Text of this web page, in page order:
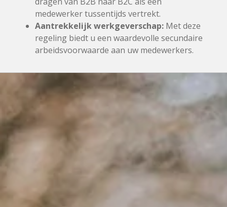
medewerker tussentijds vertrekt.
Aantrekkelijk werkgeverschap:Met deze
regeling biedt u een waardevolle secundaire
arbeidsvoorwaarde aan uw medewerkers.